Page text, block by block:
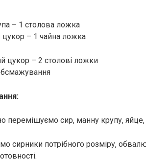
– 1 столова ложка
цукор – 1 чайна ложка
цукор – 2 столові ложки
перемішуємо сир, манну крупу, яйце,
сирники потрібного розміру,